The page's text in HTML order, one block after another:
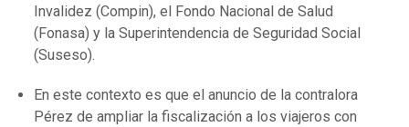
Invalidez (Compin), el Fondo Nacional de Salud
(Fonasa) y la Superintendencia de Seguridad Social
(Suseso).
En este contexto es que el anuncio de la contralora
Pérez de ampliar la fiscalización a los viajeros con